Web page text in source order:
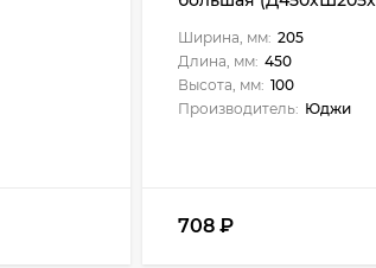
Ширина, мм: 205
Длина, мм: 450
Высота, мм: 100
Производитель: Юджи
708 ₽